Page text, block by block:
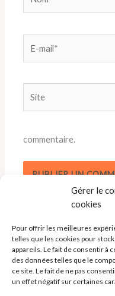
Gérer le
cookies
Pour offrir les meilleures
telles que les cookies pour
appareils. Le fait de consentir à
des données telles que le
ce site. Le fait de ne pas
un effet négatif sur certaines
mail*
commentaire.